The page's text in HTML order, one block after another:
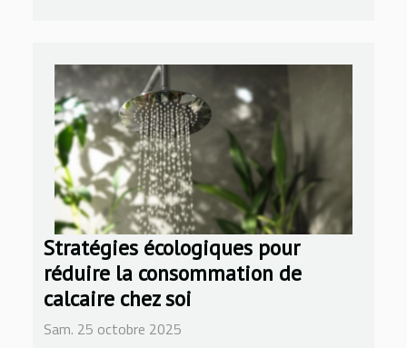
Stratégies écologiques pour
réduire la consommation de
calcaire chez soi
Sam. 25 octobre 2025